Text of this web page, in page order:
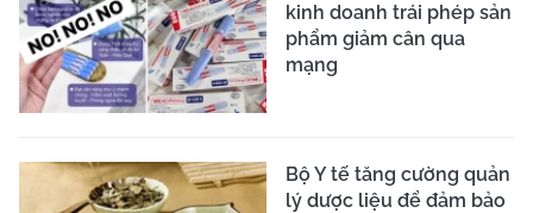
kinh doanh trái phép sản
phẩm giảm cân qua
mạng
Bộ Y tế tăng cường quản
lý dược liệu để đảm bảo